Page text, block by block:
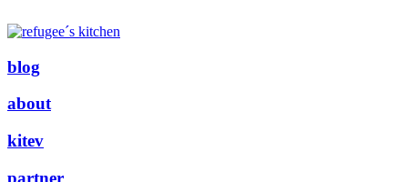
blog
about
kitev
partner